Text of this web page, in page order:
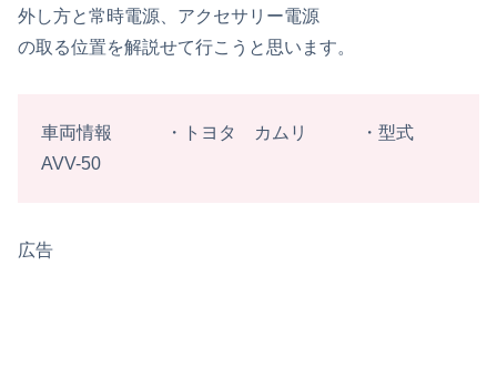
外し方と常時電源、アクセサリー電源
の取る位置を解説せて行こうと思います。
車両情報 ・トヨタ カムリ ・型式
AVV-50
広告